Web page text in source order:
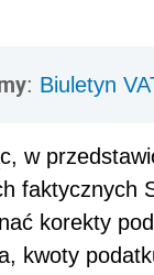
: Biuletyn
w
faktycznych
korekty
kwoty